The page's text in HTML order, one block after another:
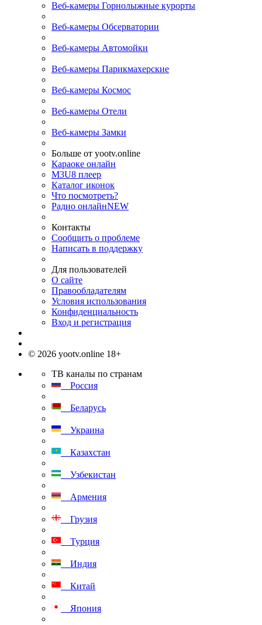
Веб-камеры Горнолыжные курорты
Веб-камеры Обсерватории
Веб-камеры Автомойки
Веб-камеры Парикмахерские
Веб-камеры Космос
Веб-камеры Отели
Веб-камеры Замки
Больше от yootv.online
Караоке онлайн
M3U8 плеер
Каталог иконок
Что посмотреть?
Радио онлайнNEW
Контакты
Сообщить о проблеме
Написать в поддержку
Для пользователей
О сайте
Правообладателям
Условия использования
Конфиденциальность
Вход и регистрация
© 2026 yootv.online 18+
ТВ каналы по странам
Россия
Беларусь
Украина
Казахстан
Узбекистан
Армения
Грузия
Турция
Индия
Китай
Япония